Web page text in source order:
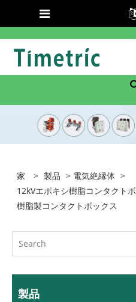
家 > 製品 > 電気絶縁体 >
12kVエポキシ樹脂コンタクト
樹脂製コンタクトボックス
製品